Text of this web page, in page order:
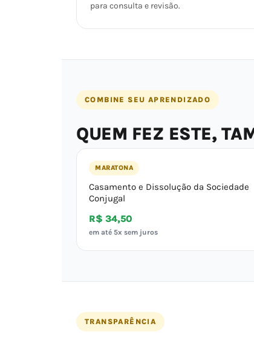
para consulta e revisão.
COMBINE SEU APRENDIZADO
QUEM FEZ ESTE,
MARATONA
Casamento e Dissolução da Sociedade
Conjugal
R$ 34,50
em até 5x sem juros
TRANSPARÊNCIA